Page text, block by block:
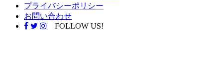
プライバシーポリシー
お問い合わせ
FOLLOW US!